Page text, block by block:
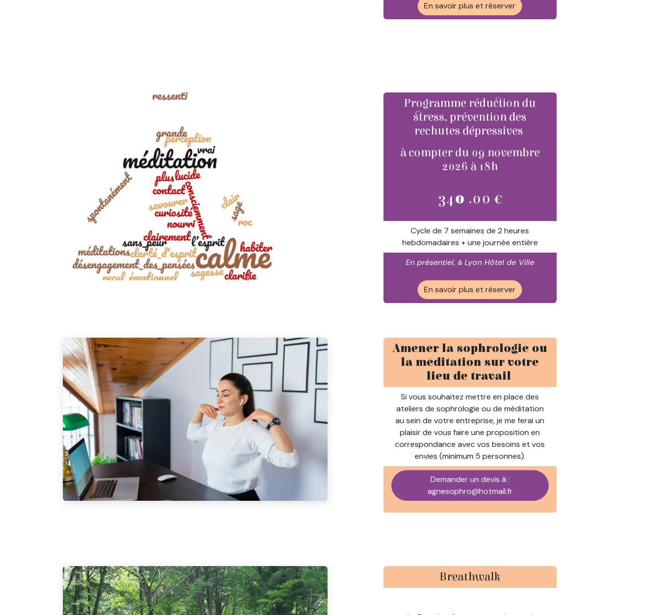
En savoir plus et réserver
Programme réduction du
stress, prévention des
rechutes dépressives
à compter du 09 novembre
2026 à 18h
340 .00 €
Cycle de 7 semaines de 2 heures
hebdomadaires + une journée entière
En présentiel, à Lyon Hôtel de Ville
En savoir plus et réserver
Amener la sophrologie ou
la méditation sur votre
lieu de travail
Si vous souhaitez mettre en place des
ateliers de sophrologie ou de méditation
au sein de votre entreprise, je me ferai un
plaisir de vous faire une proposition en
correspondance avec vos besoins et vos
envies (minimum 5 personnes).
Demander un devis à :
agnesophro@hotmail.fr
Breathwalk